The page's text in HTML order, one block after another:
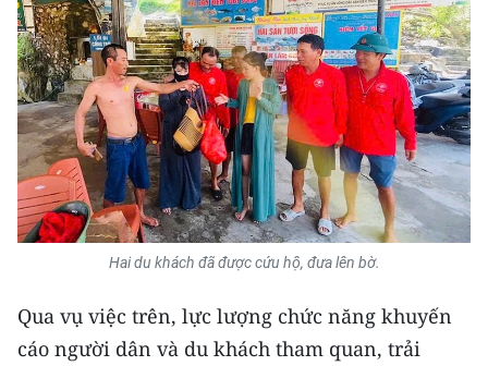
Media Khoa học - Công nghệ
Media Môi trường
Ảnh
Infographic
TIN MỚI
Trung du và miền núi phía Bắc
Hai du khách đã được cứu hộ, đưa lên bờ.
Qua vụ việc trên, lực lượng chức năng khuyến
cáo người dân và du khách tham quan, trải